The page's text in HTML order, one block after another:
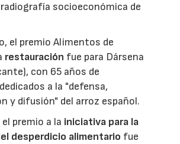
socioeconómica de
el premio Alimentos de
restauración fue para Dársena
con 65 años de
a la "defensa,
y difusión" del arroz español.
premio a la iniciativa para la
desperdicio alimentario fue